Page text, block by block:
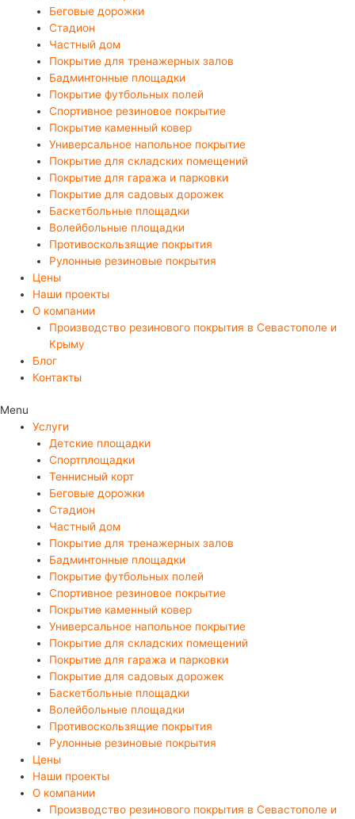
Беговые дорожки
Стадион
Частный дом
Покрытие для тренажерных залов
Бадминтонные площадки
Покрытие футбольных полей
Спортивное резиновое покрытие
Покрытие каменный ковер
Универсальное напольное покрытие
Покрытие для складских помещений
Покрытие для гаража и парковки
Покрытие для садовых дорожек
Баскетбольные площадки
Волейбольные площадки
Противоскользящие покрытия
Рулонные резиновые покрытия
Цены
Наши проекты
О компании
Производство резинового покрытия в Севастополе и
Крыму
Блог
Контакты
Menu
Услуги
Детские площадки
Спортплощадки
Теннисный корт
Беговые дорожки
Стадион
Частный дом
Покрытие для тренажерных залов
Бадминтонные площадки
Покрытие футбольных полей
Спортивное резиновое покрытие
Покрытие каменный ковер
Универсальное напольное покрытие
Покрытие для складских помещений
Покрытие для гаража и парковки
Покрытие для садовых дорожек
Баскетбольные площадки
Волейбольные площадки
Противоскользящие покрытия
Рулонные резиновые покрытия
Цены
Наши проекты
О компании
Производство резинового покрытия в Севастополе и